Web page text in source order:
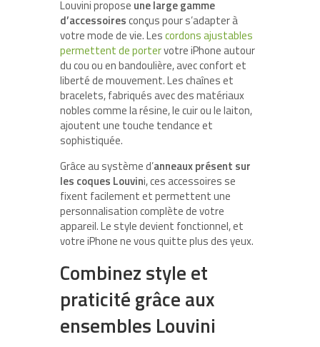
Louvini propose une large gamme
d’accessoiresconçus pour s’adapter à
votre mode de vie. Lescordons ajustables
permettent de portervotre iPhone autour
du cou ou en bandoulière, avec confort et
liberté de mouvement. Les chaînes et
bracelets, fabriqués avec des matériaux
nobles comme la résine, le cuir ou le laiton,
ajoutent une touche tendance et
sophistiquée.
Grâce au système d’anneaux présent sur
les coques Louvini, ces accessoires se
fixent facilement et permettent une
personnalisation complète de votre
appareil. Le style devient fonctionnel, et
votre iPhone ne vous quitte plus des yeux.
Combinez style et
praticité grâce aux
ensembles Louvini